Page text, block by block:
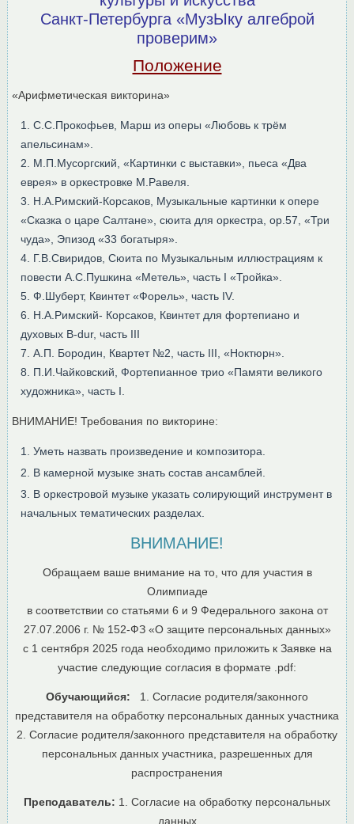
Санкт-Петербурга «МузЫку алгеброй
проверим»
Положение
«Арифметическая викторина»
С.С.Прокофьев, Марш из оперы «Любовь к трём
апельсинам».
2. М.П.Мусоргский, «Картинки с выставки», пьеса «Два
еврея» в оркестровке М.Равеля.
3. Н.А.Римский-Корсаков, Музыкальные картинки к опере
«Сказка о царе Салтане», сюита для оркестра, оp.57, «Три
чуда», Эпизод «33 богатыря».
4. Г.В.Свиридов, Сюита по Музыкальным иллюстрациям к
повести А.С.Пушкина «Метель», часть I «Тройка».
5. Ф.Шуберт, Квинтет «Форель», часть IV.
6. Н.А.Римский- Корсаков, Квинтет для фортепиано и
духовых B-dur, часть III
7. А.П. Бородин, Квартет №2, часть III, «Ноктюрн».
8. П.И.Чайковский, Фортепианное трио «Памяти великого
художника», часть I.
ВНИМАНИЕ! Требования по викторине:
Уметь назвать произведение и композитора.
В камерной музыке знать состав ансамблей.
В оркестровой музыке указать солирующий инструмент в
начальных тематических разделах.
ВНИМАНИЕ!
Обращаем ваше внимание на то, что для участия в
Олимпиаде
в соответствии со статьями 6 и 9 Федерального закона от
27.07.2006 г. № 152-ФЗ «О защите персональных данных»
с 1 сентября 2025 года необходимо приложить к Заявке на
участие следующие согласия в формате .pdf:
Обучающийся:
1. Согласие родителя/законного
представителя на обработку персональных данных участника
2. Согласие родителя/законного представителя на обработку
персональных данных участника, разрешенных для
распространения
Преподаватель: 1. Согласие на обработку персональных
данных